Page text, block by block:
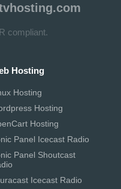
Hosting
Hosting
Hosting
Hosting
Panel Icecast Radio
Panel Shoutcast
Icecast Radio